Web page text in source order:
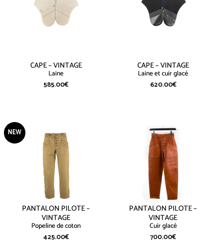
CAPE – VINTAGE
Laine
585.00€
CAPE – VINTAGE
Laine et cuir glacé
620.00€
NEW
PANTALON PILOTE –
VINTAGE
Popeline de coton
425.00€
PANTALON PILOTE –
VINTAGE
Cuir glacé
700.00€